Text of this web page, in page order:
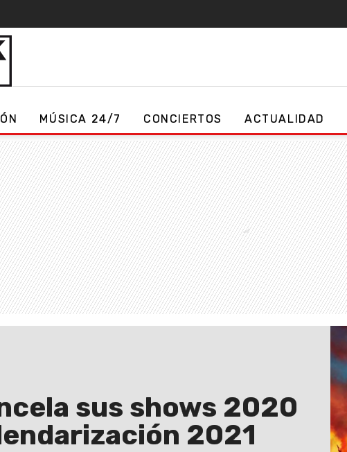
MÚSICA 24/7 CONCIERTOS ACTUALIDAD
sus shows 2020
2021